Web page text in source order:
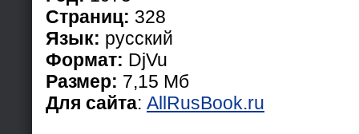
Страниц: 328
Язык: русский
Формат: DjVu
Размер: 7,15 Мб
Для сайта: AllRusBook.ru